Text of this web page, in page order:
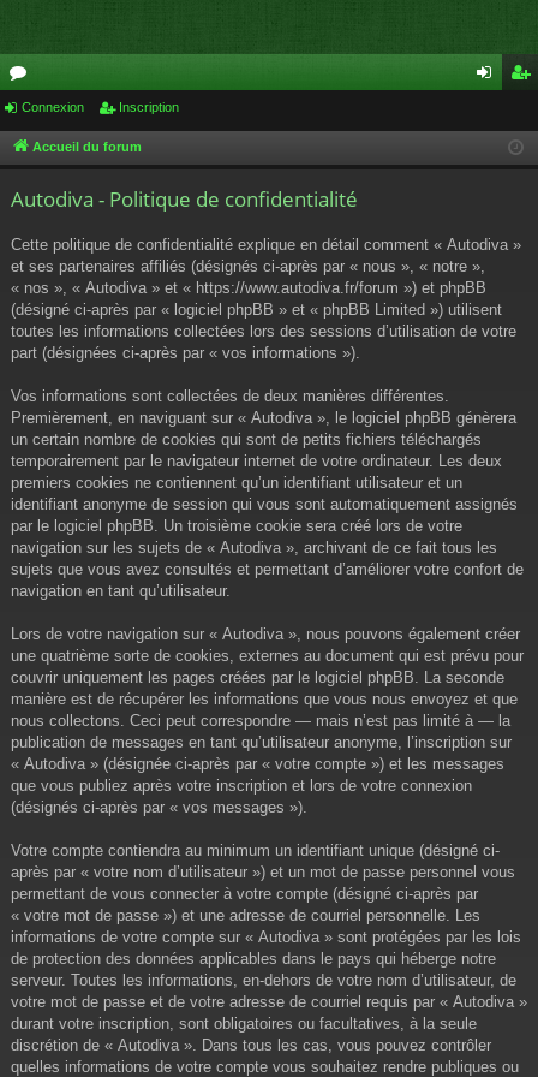
or
u cri
Connexion Inscription
Accueil du forum
Autodiva - Politique de confidentialité
Cette politique de confidentialité explique en détail comment « Autodiva »
et ses partenaires affiliés (désignés ci-après par « nous », « notre »,
« nos », « Autodiva » et « https://www.autodiva.fr/forum ») et phpBB
(désigné ci-après par « logiciel phpBB » et « phpBB Limited ») utilisent
toutes les informations collectées lors des sessions d’utilisation de votre
part (désignées ci-après par « vos informations »).
Vos informations sont collectées de deux manières différentes.
Premièrement, en naviguant sur « Autodiva », le logiciel phpBB génèrera
un certain nombre de cookies qui sont de petits fichiers téléchargés
temporairement par le navigateur internet de votre ordinateur. Les deux
premiers cookies ne contiennent qu’un identifiant utilisateur et un
identifiant anonyme de session qui vous sont automatiquement assignés
par le logiciel phpBB. Un troisième cookie sera créé lors de votre
navigation sur les sujets de « Autodiva », archivant de ce fait tous les
sujets que vous avez consultés et permettant d’améliorer votre confort de
navigation en tant qu’utilisateur.
Lors de votre navigation sur « Autodiva », nous pouvons également créer
une quatrième sorte de cookies, externes au document qui est prévu pour
couvrir uniquement les pages créées par le logiciel phpBB. La seconde
manière est de récupérer les informations que vous nous envoyez et que
nous collectons. Ceci peut correspondre — mais n’est pas limité à — la
publication de messages en tant qu’utilisateur anonyme, l’inscription sur
« Autodiva » (désignée ci-après par « votre compte ») et les messages
que vous publiez après votre inscription et lors de votre connexion
(désignés ci-après par « vos messages »).
Votre compte contiendra au minimum un identifiant unique (désigné ci-
après par « votre nom d’utilisateur ») et un mot de passe personnel vous
permettant de vous connecter à votre compte (désigné ci-après par
« votre mot de passe ») et une adresse de courriel personnelle. Les
informations de votre compte sur « Autodiva » sont protégées par les lois
de protection des données applicables dans le pays qui héberge notre
serveur. Toutes les informations, en-dehors de votre nom d’utilisateur, de
votre mot de passe et de votre adresse de courriel requis par « Autodiva »
durant votre inscription, sont obligatoires ou facultatives, à la seule
discrétion de « Autodiva ». Dans tous les cas, vous pouvez contrôler
quelles informations de votre compte vous souhaitez rendre publiques ou